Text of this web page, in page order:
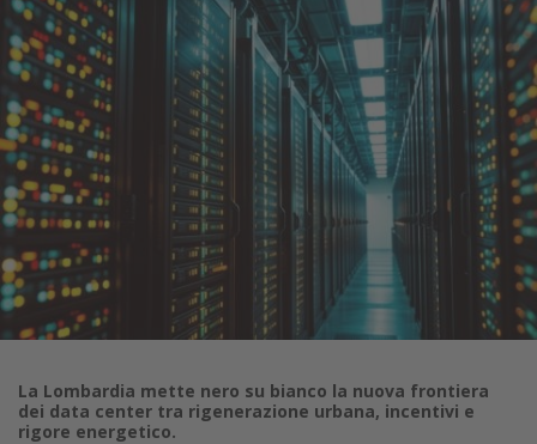
La Lombardia mette nero su bianco la nuova frontiera
dei data center tra rigenerazione urbana, incentivi e
rigore energetico.